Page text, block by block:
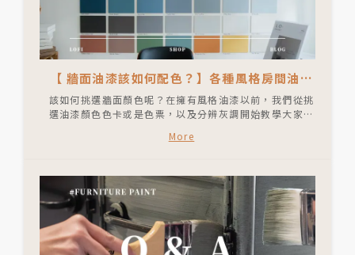
【 牆面油漆該如何配色？】各種風格房間油漆
配色推薦｜北歐風、工業風、侘寂風、韓系風
格
該如何挑選牆面顏色呢？在擁有風格油漆以前，我們從挑
選油漆顏色色卡或是色票，以及分辨灰調開始教學大家如
間，讓大家感受每一個空間呈現的氛圍以及顏色感受，都
More